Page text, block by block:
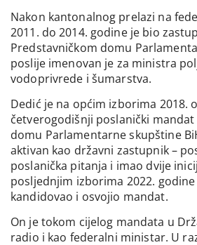
Nakon kantonalnog prelazi na
2011. do 2014. godine je bio
Predstavničkom domu
poslije imenovan je za ministra
vodoprivrede i šumarstva.
Dedić je na općim izborima 2018.
četverogodišnji poslanički
domu Parlamentarne skupštine
aktivan kao državni zastupnik –
poslanička pitanja i imao dvije
posljednjim izborima 2022.
kandidovao i osvojio mandat.
On je tokom cijelog mandata u
radio i kao federalni ministar. U